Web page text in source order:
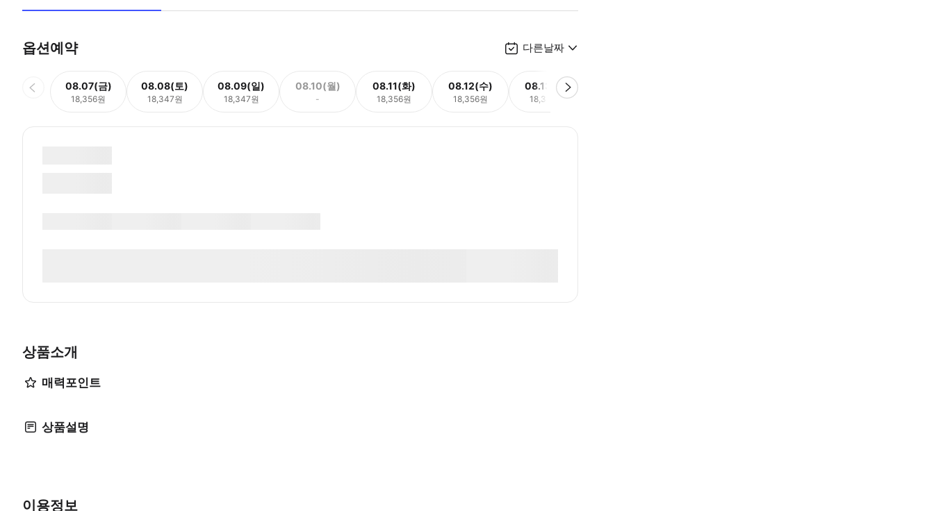
옵션예약 다른날짜
08.07(금)
18,356원
08.08(토)
18,347원
08.09(일)
18,347원
08.10(월)
-
08.11(화)
18,356원
08.12(수)
18,356원
08.13(목)
18,356원
상품소개
매력포인트
상품설명
이용정보